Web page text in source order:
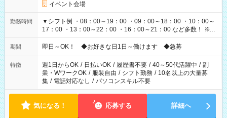
イベント会場
勤務時間
▼シフト例 ・08：00～19：00 ・09：00～18：00 ・10：00～
17：00 ・13：00～22：00 ・16：00～21：00 など多数！ ※お
仕事により勤務時間が異なります
期間 即日～OK！ ◆お好きな日1日～働けます ◆急募
特徴 週1日からOK / 日払いOK / 履歴書不要 / 40～50代活躍中 / 副
業・WワークOK / 服装自由 / シフト勤務 / 10名以上の大量募
集 / 電話対応なし / パソコンスキル不要
気になる！ 応募する 詳細へ